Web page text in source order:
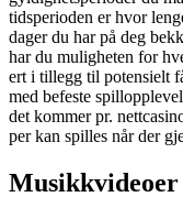
tidsperioden er hvor
dager du har på deg
har du muligheten for
ert i tillegg til potensielt
med befeste
det kommer pr.
per kan spilles når der
Musikkvideoer